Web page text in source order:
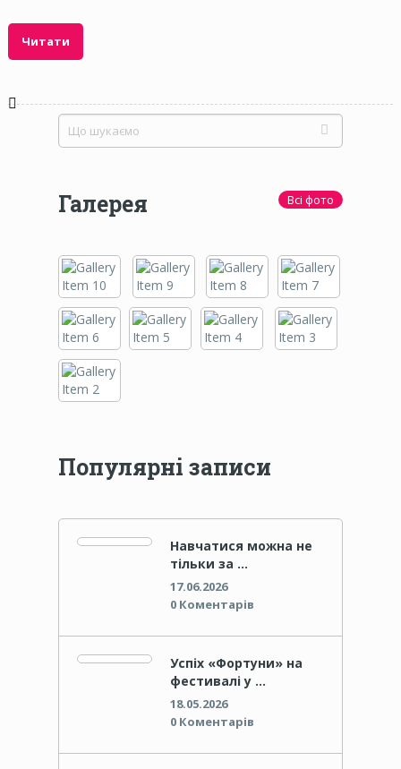
Читати
Галерея Всі фото
Популярні записи
Навчатися можна не
тільки за …
17.06.2026
0 Коментарів
Успіх «Фортуни» на
фестивалі у …
18.05.2026
0 Коментарів